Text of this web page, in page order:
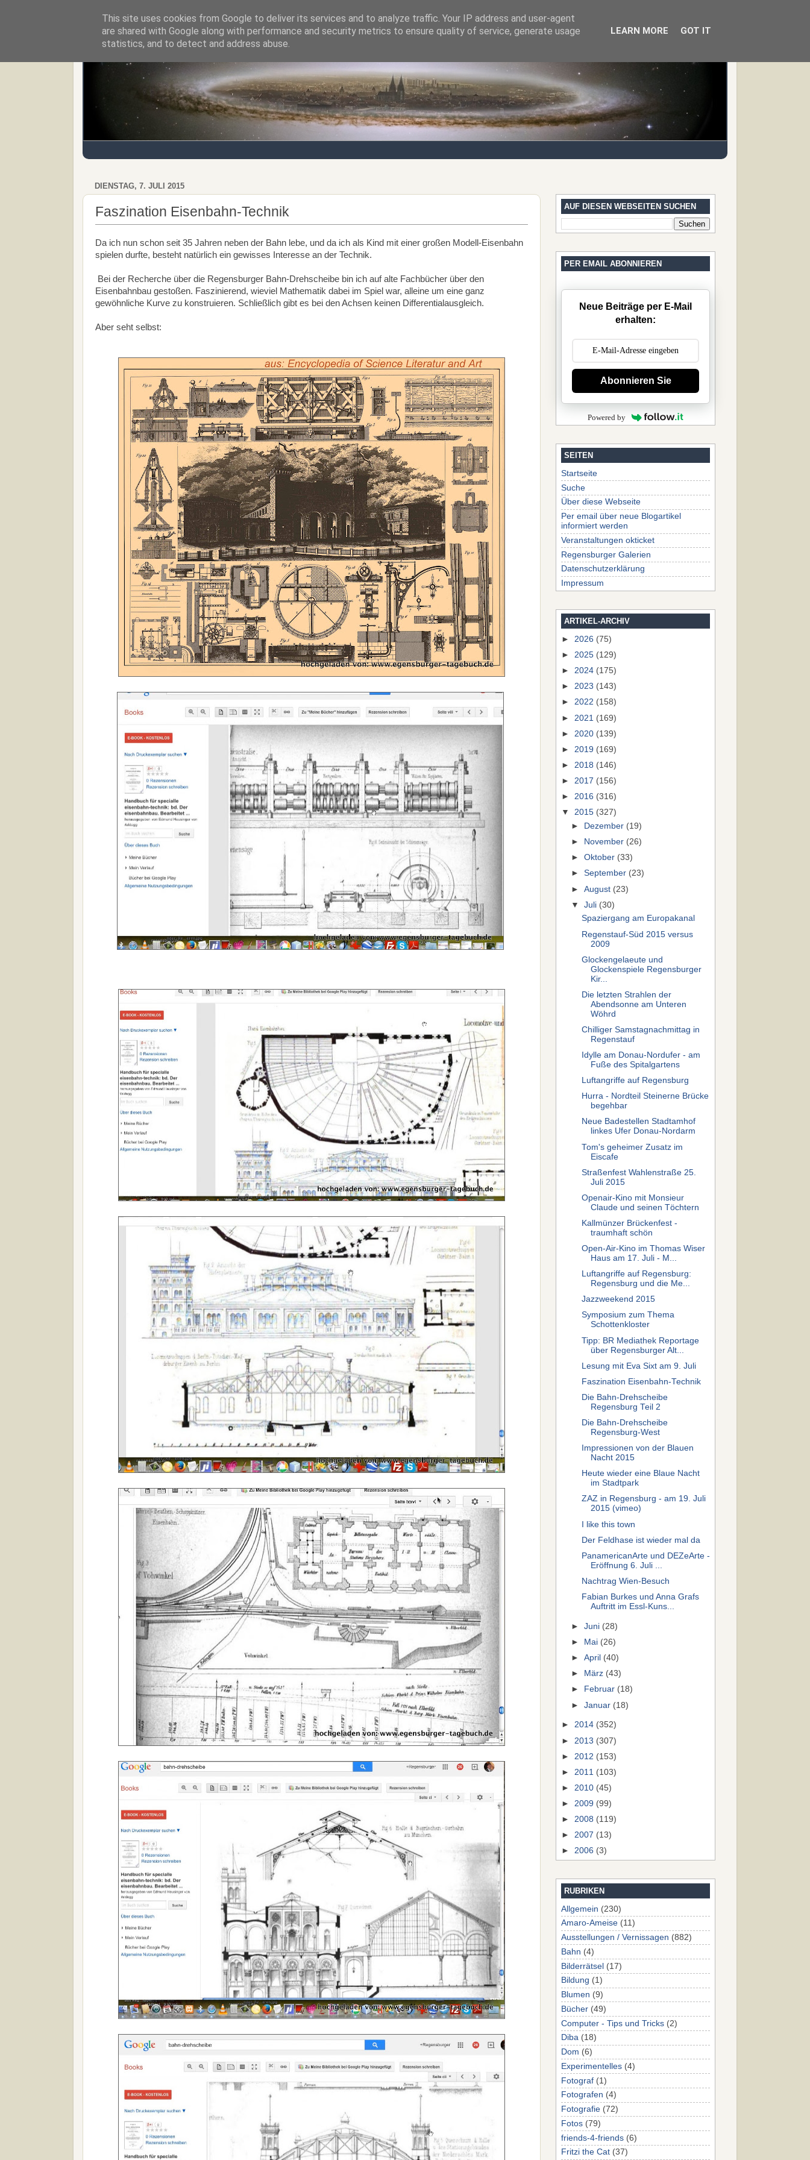
Regensburger Tagebuch Notizen von der nördlichsten Stadt Italiens
DIENSTAG, 7. JULI 2015
Faszination Eisenbahn-Technik
Da ich nun schon seit 35 Jahren neben der Bahn lebe, und da ich als Kind mit einer großen Modell-Eisenbahn
spielen durfte, besteht natürlich ein gewisses Interesse an der Technik.
Bei der Recherche über die Regensburger Bahn-Drehscheibe bin ich auf alte Fachbücher über den
Eisenbahnbau gestoßen. Faszinierend, wieviel Mathematik dabei im Spiel war, alleine um eine ganz
gewöhnliche Kurve zu konstruieren. Schließlich gibt es bei den Achsen keinen Differentialausgleich.
Aber seht selbst:
AUF DIESEN WEBSEITEN SUCHEN
PER EMAIL ABONNIEREN
Neue Beiträge per E-Mail
erhalten:
Abonnieren Sie
Powered by
SEITEN
Startseite
Suche
Über diese Webseite
Per email über neue Blogartikel
informiert werden
Veranstaltungen okticket
Regensburger Galerien
Datenschutzerklärung
Impressum
ARTIKEL-ARCHIV
► 2026 (75)
► 2025 (129)
► 2024 (175)
► 2023 (143)
► 2022 (158)
► 2021 (169)
► 2020 (139)
► 2019 (169)
► 2018 (146)
► 2017 (156)
► 2016 (316)
▼ 2015 (327)
►
Dezember (19)
►
November (26)
►Oktober (33)
►September (23)
►August (23)
▼Juli (30)
Spaziergang am Europakanal
Regenstauf-Süd 2015 versus
2009
Glockengelaeute und
Glockenspiele Regensburger
Kir...
Die letzten Strahlen der
Abendsonne am Unteren
Wöhrd
Chilliger Samstagnachmittag in
Regenstauf
Idylle am Donau-Nordufer - am
Fuße des Spitalgartens
Luftangriffe auf Regensburg
Hurra - Nordteil Steinerne Brücke
begehbar
Neue Badestellen Stadtamhof
linkes Ufer Donau-Nordarm
Tom's geheimer Zusatz im
Eiscafe
Straßenfest Wahlenstraße 25.
Juli 2015
Openair-Kino mit Monsieur
Claude und seinen Töchtern
Kallmünzer Brückenfest -
traumhaft schön
Open-Air-Kino im Thomas Wiser
Haus am 17. Juli - M...
Luftangriffe auf Regensburg:
Regensburg und die Me...
Jazzweekend 2015
Symposium zum Thema
Schottenkloster
Tipp: BR Mediathek Reportage
über Regensburger Alt...
Lesung mit Eva Sixt am 9. Juli
Faszination Eisenbahn-Technik
Die Bahn-Drehscheibe
Regensburg Teil 2
Die Bahn-Drehscheibe
Regensburg-West
Impressionen von der Blauen
Nacht 2015
Heute wieder eine Blaue Nacht
im Stadtpark
ZAZ in Regensburg - am 19. Juli
2015 (vimeo)
I like this town
Der Feldhase ist wieder mal da
PanamericanArte und DEZeArte -
Eröffnung 6. Juli ...
Nachtrag Wien-Besuch
Fabian Burkes und Anna Grafs
Auftritt im Essl-Kuns...
►Juni (28)
►
Mai (26)
►April (40)
►
März (43)
►
Februar (18)
►Januar (18)
► 2014 (352)
► 2013 (307)
► 2012 (153)
► 2011 (103)
► 2010 (45)
► 2009 (99)
► 2008 (119)
► 2007 (13)
► 2006 (3)
RUBRIKEN
Allgemein (230)
Amaro-Ameise (11)
Ausstellungen / Vernissagen (882)
Bahn (4)
Bilderrätsel (17)
Bildung (1)
Blumen (9)
Bücher (49)
Computer - Tips und Tricks (2)
Diba (18)
Dom (6)
Experimentelles (4)
Fotograf (1)
Fotografen (4)
Fotografie (72)
Fotos (79)
friends-4-friends (6)
Fritzi the Cat (37)
This site uses cookies from Google to deliver its services and to analyze traffic. Your IP address and user-agent
are shared with Google along with performance and security metrics to ensure quality of service, generate usage
statistics, and to detect and address abuse.
LEARN MORE GOT IT